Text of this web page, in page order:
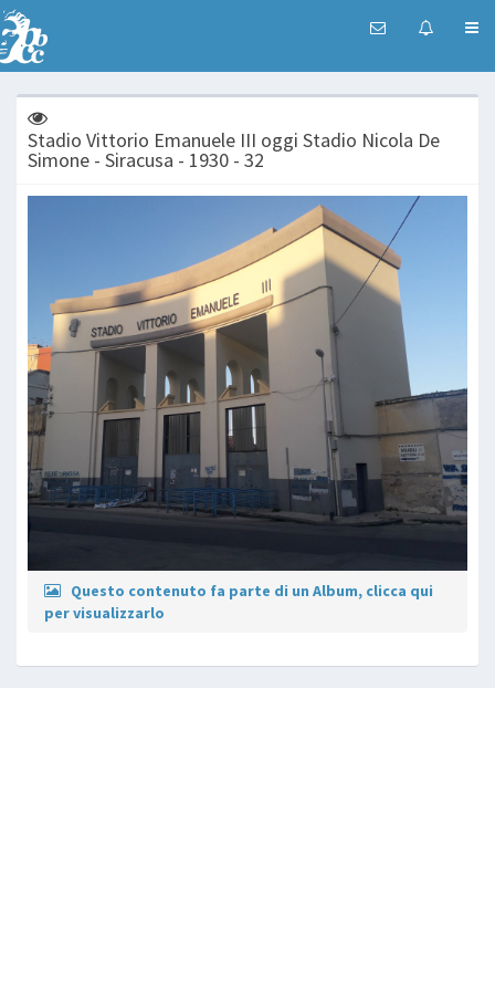
Stadio Vittorio Emanuele III oggi Stadio Nicola De
Simone - Siracusa - 1930 - 32
Questo contenuto fa parte di un Album, clicca qui
per visualizzarlo